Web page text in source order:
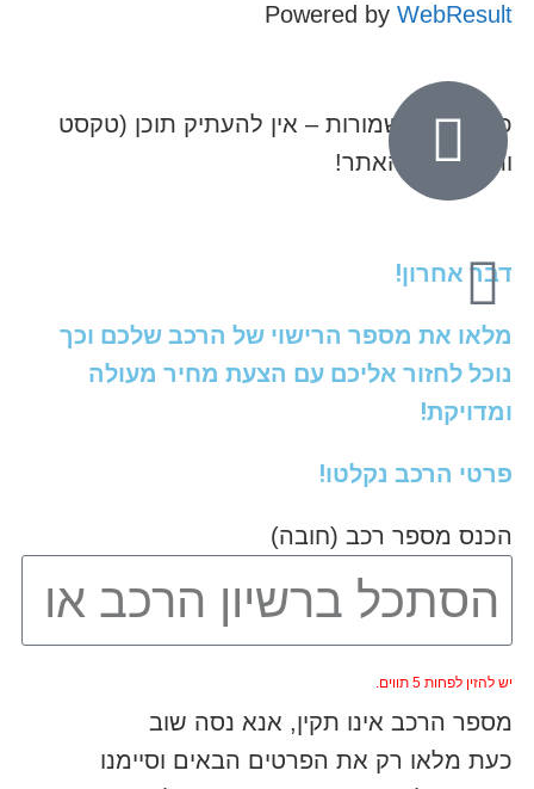
Powered byWebResult
כל הזכויות שמורות – אין להעתיק תוכן (טקסט
ותמונות) מהאתר!
דבר אחרון!
מלאו את מספר הרישוי של הרכב שלכם וכך
נוכל לחזור אליכם עם הצעת מחיר מעולה
ומדויקת!
פרטי הרכב נקלטו!
הכנס מספר רכב (חובה)
יש להזין לפחות 5 תווים.
מספר הרכב אינו תקין, אנא נסה שוב
כעת מלאו רק את הפרטים הבאים וסיימנו